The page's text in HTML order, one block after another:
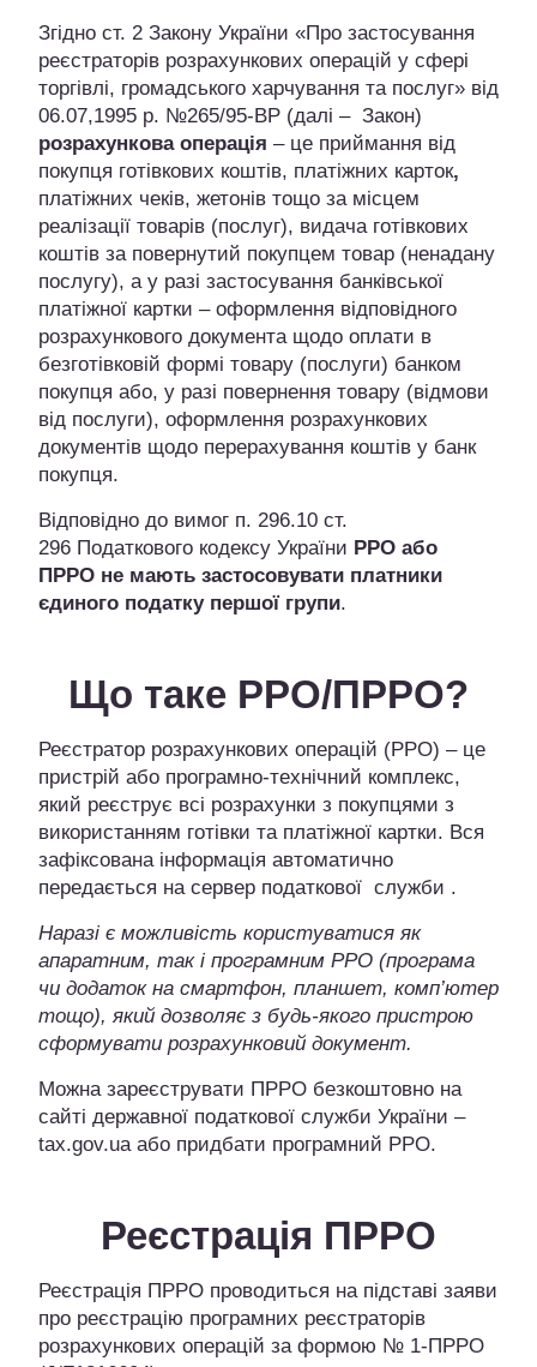
Згідно ст. 2 Закону України «Про застосування
реєстраторів розрахункових операцій у сфері
торгівлі, громадського харчування та послуг» від
06.07,1995 р. №265/95-ВР (далі – Закон)
розрахункова операція – це приймання від
покупця готівкових коштів, платіжних карток,
платіжних чеків, жетонів тощо за місцем
реалізації товарів (послуг), видача готівкових
коштів за повернутий покупцем товар (ненадану
послугу), а у разі застосування банківської
платіжної картки – оформлення відповідного
розрахункового документа щодо оплати в
безготівковій формі товару (послуги) банком
покупця або, у разі повернення товару (відмови
від послуги), оформлення розрахункових
документів щодо перерахування коштів у банк
покупця.
Відповідно до вимог п. 296.10 ст.
296 Податкового кодексу України РРО або
ПРРО не мають застосовувати платники
єдиного податку першої групи.
Що таке РРО/ПРРО?
Реєстратор розрахункових операцій (РРО) – це
пристрій або програмно-технічний комплекс,
який реєструє всі розрахунки з покупцями з
використанням готівки та платіжної картки. Вся
зафіксована інформація автоматично
передається на сервер податкової служби .
Наразі є можливість користуватися як
апаратним, так і програмним РРО (програма
чи додаток на смартфон, планшет, комп’ютер
тощо), який дозволяє з будь-якого пристрою
сформувати розрахунковий документ.
Можна зареєструвати ПРРО безкоштовно на
сайті державної податкової служби України –
tax.gov.ua або придбати програмний РРО.
Реєстрація ПРРО
Реєстрація ПРРО проводиться на підставі заяви
про реєстрацію програмних реєстраторів
розрахункових операцій за формою № 1-ПРРО